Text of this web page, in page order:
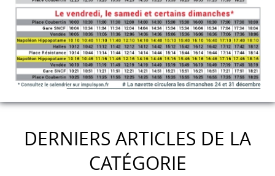
DERNIERS ARTICLES DE LA
CATÉGORIE